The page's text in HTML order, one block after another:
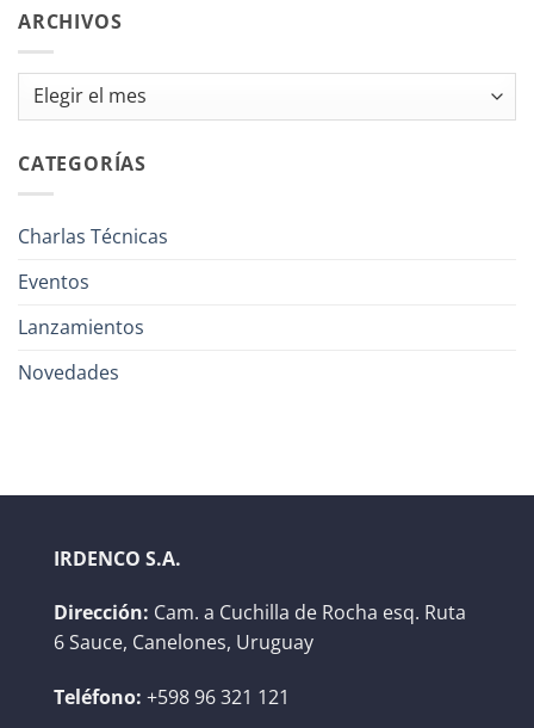
ARCHIVOS
Archivos
CATEGORÍAS
Charlas Técnicas
Eventos
Lanzamientos
Novedades
IRDENCO S.A.
Dirección: Cam. a Cuchilla de Rocha esq. Ruta
6 Sauce, Canelones, Uruguay
Teléfono: +598 96 321 121